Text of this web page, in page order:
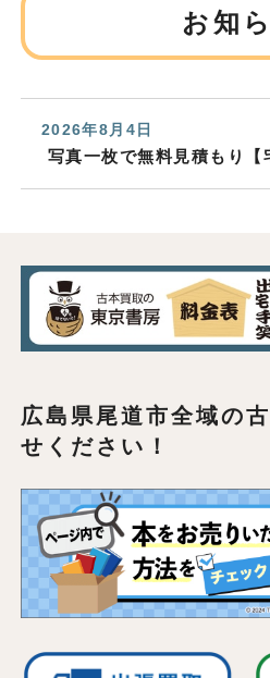
お知
2026年8月4日
写真一枚で無料見積もり【
広島県尾道市全域の
せください！